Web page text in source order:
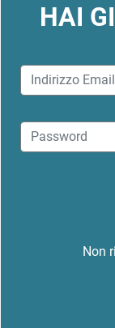
HAI
Non